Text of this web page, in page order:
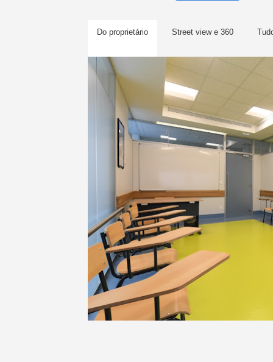
Do proprietário Street view e 360